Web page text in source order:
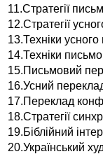
11.Стратегії
12.Стратегії
13.Техніки
14.Техніки
15.Письмовий
16.Усний
17.Переклад
18.Стратегії
19.Біблійний
20.Український